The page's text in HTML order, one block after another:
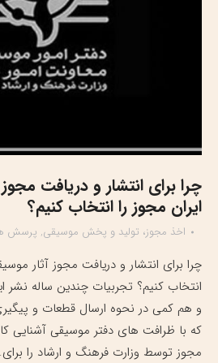
چرا برای انتشار و دریافت
ایران مجوز را انتخاب کنیم؟
اخذ مجوز، تولید و پخش موسیقی, پرسش
چرا برای انتشار و دریافت مجوز آثار
انتخاب کنیم؟ تجربیات چندین ساله نشر
و هم کمی در نحوه ارسال قطعات و
که با ظرافت های دفتر موسیقی آشنایی
مجوز توسط وزارت فرهنگ و ارشاد را